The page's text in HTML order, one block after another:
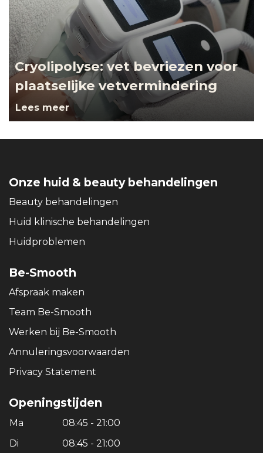
Cryolipolyse: vet bevriezen voor
plaatselijke vetvermindering
Lees meer
Onze huid & beauty behandelingen
Beauty behandelingen
Huid klinische behandelingen
Huidproblemen
Be-Smooth
Afspraak maken
Team Be-Smooth
Werken bij Be-Smooth
Annuleringsvoorwaarden
Privacy Statement
Openingstijden
Ma
08:45 - 21:00
Di
08:45 - 21:00